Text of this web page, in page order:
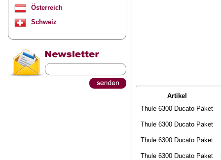
Österreich
Schweiz
Artikel
Thule 6300 Ducato Paket
Thule 6300 Ducato Paket
Thule 6300 Ducato Paket
Thule 6300 Ducato Paket